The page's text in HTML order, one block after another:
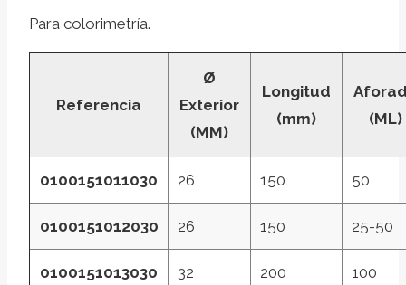
Para colorimetría.
Referencia
Ø
Exterior
(MM)
Longitud
(mm)
(ML)
0100151011030 26 150 50
0100151012030 26 150 25-50
0100151013030 32 200 100